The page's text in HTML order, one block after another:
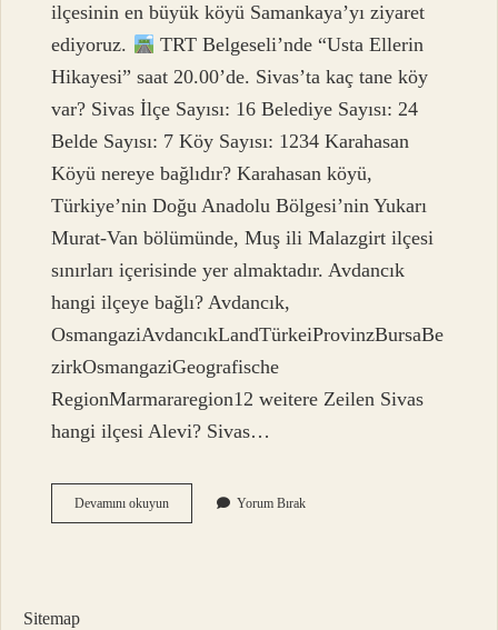
ilçesinin en büyük köyü Samankaya’yı ziyaret
ediyoruz.
TRT Belgeseli’nde “Usta Ellerin
Hikayesi” saat 20.00’de. Sivas’ta kaç tane köy
var? Sivas İlçe Sayısı: 16 Belediye Sayısı: 24
Belde Sayısı: 7 Köy Sayısı: 1234 Karahasan
Köyü nereye bağlıdır? Karahasan köyü,
Türkiye’nin Doğu Anadolu Bölgesi’nin Yukarı
Murat-Van bölümünde, Muş ili Malazgirt ilçesi
sınırları içerisinde yer almaktadır. Avdancık
hangi ilçeye bağlı? Avdancık,
OsmangaziAvdancıkLandTürkeiProvinzBursaBe
zirkOsmangaziGeografische
RegionMarmararegion12 weitere Zeilen Sivas
hangi ilçesi Alevi? Sivas…
Devamını okuyunKarabalçık
Köyü
Yorum Bırak
Sitemap